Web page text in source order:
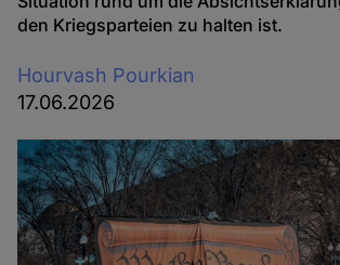
den Kriegsparteien zu halten ist.
Hourvash Pourkian
17.06.2026